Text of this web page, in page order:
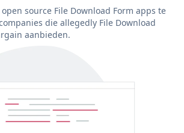
source File Download Form apps te
die allegedly File Download
aanbieden.